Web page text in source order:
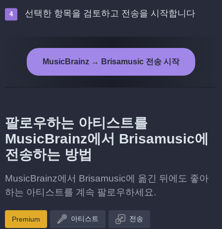
선택한 항목을 검토하고 전송을 시작합니다
MusicBrainz → Brisamusic 전송 시작
팔로우하는 아티스트를
MusicBrainz에서 Brisamusic에
전송하는 방법
MusicBrainz에서 Brisamusic에 옮긴 뒤에도 좋아
하는 아티스트를 계속 팔로우하세요.
Premium 아티스트 전송